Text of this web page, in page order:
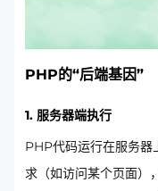
PHP的“后端基因”
1. 服务器端执行
PHP代码运行在服务器
求（如访问某个页面）